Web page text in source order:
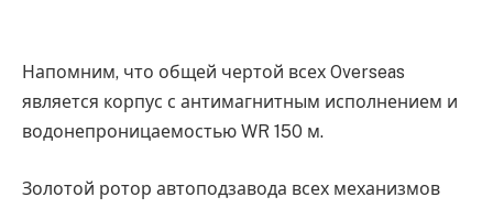
Напомним, что общей чертой всех Overseas
является корпус с антимагнитным исполнением и
водонепроницаемостью WR 150 м.
Золотой ротор автоподзавода всех механизмов